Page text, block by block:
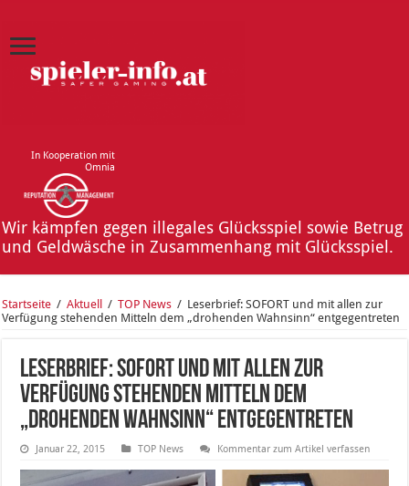
In Kooperation mit
Omnia
Wir kämpfen gegen illegales Glücksspiel sowie Betrug
und Geldwäsche in Zusammenhang mit Glücksspiel.
Startseite / Aktuell / TOP News / Leserbrief: SOFORT und mit allen zur
Verfügung stehenden Mitteln dem „drohenden Wahnsinn“ entgegentreten
Leserbrief: SOFORT und mit allen zur
Verfügung stehenden Mitteln dem
„drohenden Wahnsinn“ entgegentreten
Januar 22, 2015 TOP News Kommentar zum Artikel verfassen